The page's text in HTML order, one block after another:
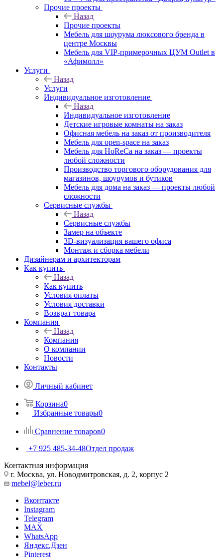
Прочие проекты
Назад
Прочие проекты
Мебель для шоурума люксового бренда в
центре Москвы
Мебель для VIP-примерочных ЦУМ Outlet в
«Афимолл»
Услуги
Назад
Услуги
Индивидуальное изготовление
Назад
Индивидуальное изготовление
Детские игровые комнаты на заказ
Офисная мебель на заказ от производителя
Мебель для open-space на заказ
Мебель для HoReCa на заказ — проекты
любой сложности
Производство торгового оборудования для
магазинов, шоурумов и бутиков
Мебель для дома на заказ — проекты любой
сложности
Сервисные службы
Назад
Сервисные службы
Замер на объекте
3D-визуализация вашего офиса
Монтаж и сборка мебели
Дизайнерам и архитекторам
Как купить
Назад
Как купить
Условия оплаты
Условия доставки
Возврат товара
Компания
Назад
Компания
О компании
Новости
Контакты
Личный кабинет
Корзина0
Избранные товары0
Сравнение товаров0
+7 925 485-34-48Отдел продаж
Контактная информация
г. Москва, ул. Новодмитровская, д. 2, корпус 2
mebel@leber.ru
Вконтакте
Instagram
Telegram
MAX
WhatsApp
Яндекс.Дзен
Pinterest